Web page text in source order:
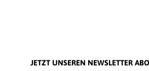
JETZT UNSEREN NEWSLETTER